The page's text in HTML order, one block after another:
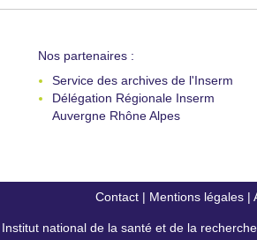
Nos partenaires :
Service des archives de l'Inserm
Délégation Régionale Inserm
Auvergne Rhône Alpes
Contact| Mentions légales|
Institut national de la santé et de la